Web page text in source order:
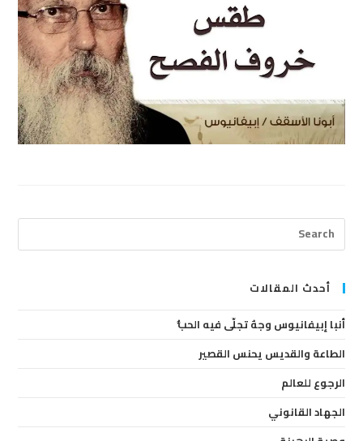
أحدث المقالات
أنبا إبيفانيوس وجهٌ تجلّى فيه الحبُّ
الطاعة والقديس يحنس القصير
الرجوع للعالم
الجهاد القانوني